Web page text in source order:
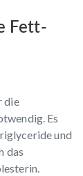
Fett-
die
Es
und
das